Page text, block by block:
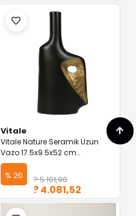
Vitale
Vitale Nature Seramik Uzun
Vazo 17.5x9.5x52 cm
AK.KW0002
% 20 ? 5.101,90
? 4.081,52